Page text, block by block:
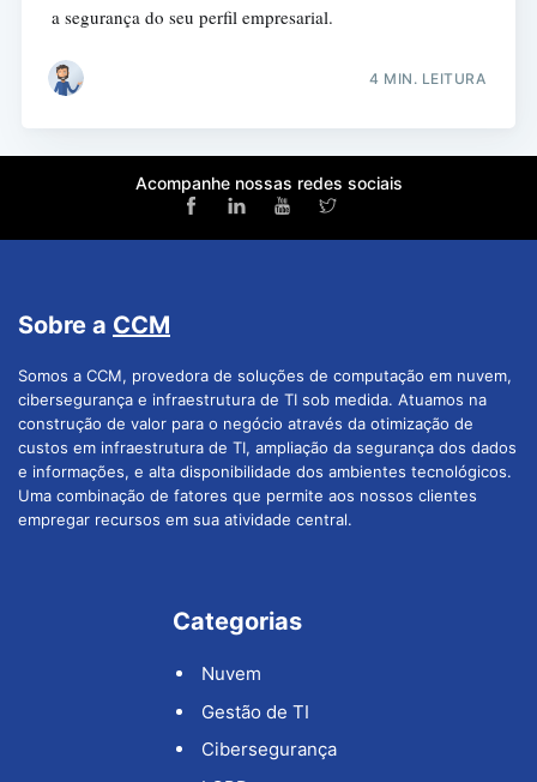
a segurança do seu perfil empresarial.
4 MIN. LEITURA
Acompanhe nossas redes sociais
Sobre a CCM
Somos a CCM, provedora de soluções de computação em nuvem,
cibersegurança e infraestrutura de TI sob medida. Atuamos na
construção de valor para o negócio através da otimização de
custos em infraestrutura de TI, ampliação da segurança dos dados
e informações, e alta disponibilidade dos ambientes tecnológicos.
Uma combinação de fatores que permite aos nossos clientes
empregar recursos em sua atividade central.
Categorias
Nuvem
Gestão de TI
Cibersegurança